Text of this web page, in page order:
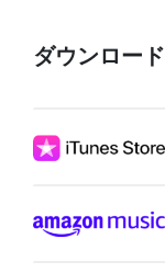
ダウンロー